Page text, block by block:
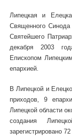
Липецкая и
Священного
Святейшего
декабря 2003
Епископом
епархией.
В Липецкой и
приходов, 9
Липецкой области
создания
зарегистрировано